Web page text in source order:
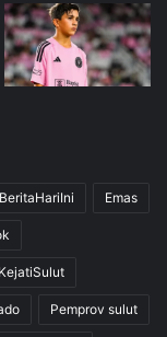
BeritaHariIni Emas
KejatiSulut
Pemprov sulut